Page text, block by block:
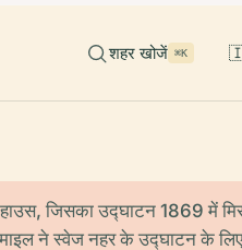
शहर खोजें ⌘K
जिसका उद्घाटन 1869 में
ने स्वेज नहर के उद्घाटन के लिए